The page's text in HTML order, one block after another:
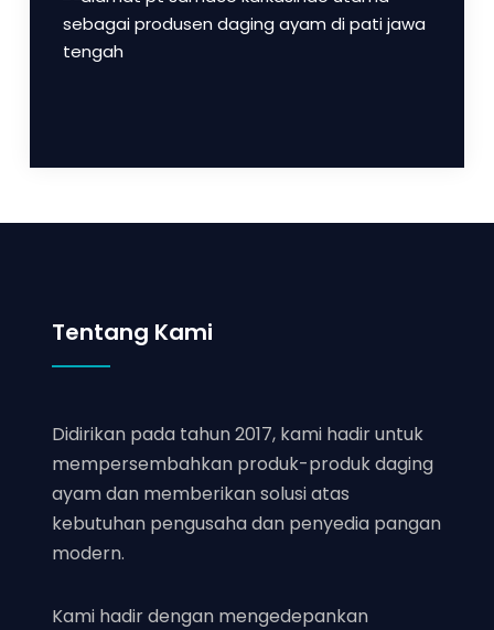
Tentang Kami
Didirikan pada tahun 2017, kami hadir untuk
mempersembahkan produk-produk daging
ayam dan memberikan solusi atas
kebutuhan pengusaha dan penyedia pangan
modern.
Kami hadir dengan mengedepankan